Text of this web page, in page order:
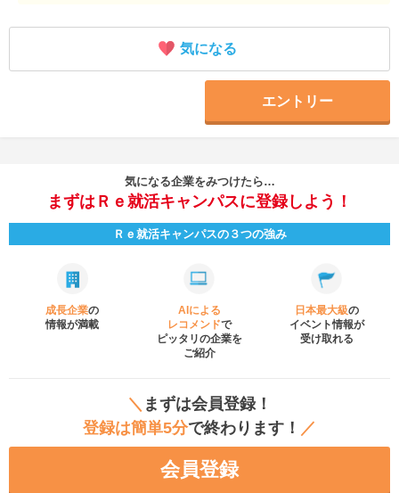
気になる
エントリー
気になる企業をみつけたら…
まずはＲｅ就活キャンパスに登録しよう！
Ｒｅ就活キャンパスの３つの強み
成長企業の
情報が満載
AIによる
レコメンドで
ピッタリの企業を
ご紹介
日本最大級の
イベント情報が
受け取れる
＼ まずは会員登録！
登録は簡単5分で終わります！ ／
会員登録